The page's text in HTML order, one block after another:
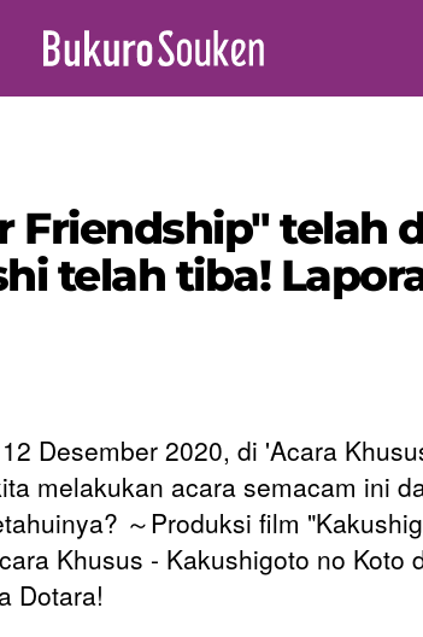
Friendship" telah
telah tiba!
Desember 2020, di 'Acara
melakukan acara semacam ini
～Produksi film
Khusus - Kakushigoto no Koto
Dotara!